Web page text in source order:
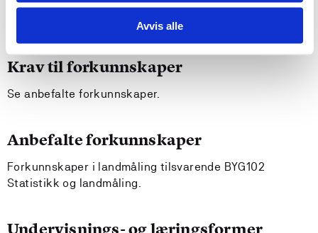
Avvis alle
måleutstyr brukes, og der presisjon og nøyaktighet
spiller en vesentlig rolle.
Krav til forkunnskaper
Se anbefalte forkunnskaper.
Anbefalte forkunnskaper
Forkunnskaper i landmåling tilsvarende BYG102
Statistikk og landmåling.